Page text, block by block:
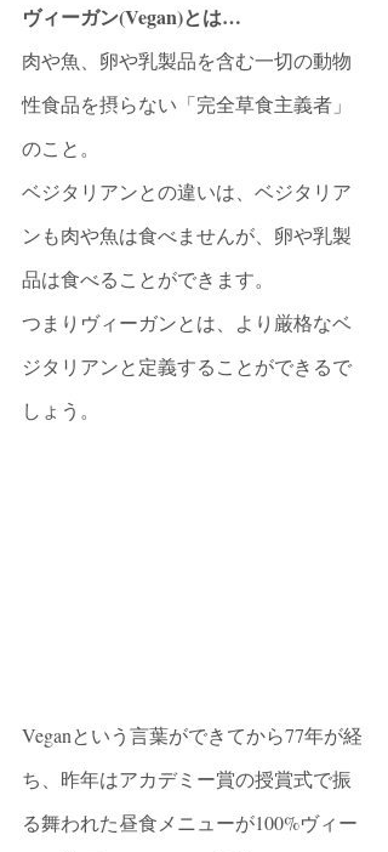
ヴィーガン(Vegan)とは…
肉や魚、卵や乳製品を含む一切の動物
性食品を摂らない「完全草食主義者」
のこと。
ベジタリアンとの違いは、ベジタリア
ンも肉や魚は食べませんが、卵や乳製
品は食べることができます。
つまりヴィーガンとは、より厳格なベ
ジタリアンと定義することができるで
しょう。
Veganという言葉ができてから77年が経
ち、昨年はアカデミー賞の授賞式で振
る舞われた昼食メニューが100%ヴィー